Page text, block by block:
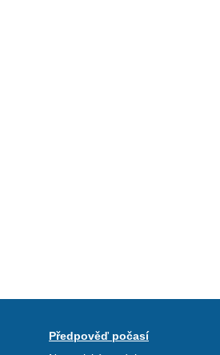
Předpověď počasí